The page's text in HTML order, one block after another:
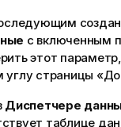
с включенным
этот
углу страницы
Диспетчере
таблице